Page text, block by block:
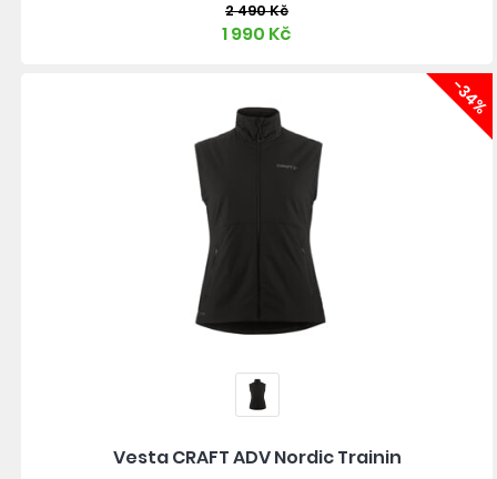
2 490 Kč
1 990 Kč
-34%
Vesta CRAFT ADV Nordic Trainin